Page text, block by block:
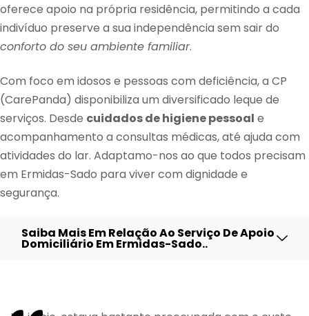
oferece apoio na própria residência, permitindo a cada
indivíduo preserve a sua independência sem sair do
conforto do seu ambiente familiar.
Com foco em idosos e pessoas com deficiência, a CP
(CarePanda) disponibiliza um diversificado leque de
serviços. Desde cuidados de higiene pessoal e
acompanhamento a consultas médicas, até ajuda com
atividades do lar. Adaptamo-nos ao que todos precisam
em Ermidas-Sado para viver com dignidade e
segurança.
Saiba Mais Em Relação Ao Serviço De Apoio
Domiciliário Em Ermidas-Sado..